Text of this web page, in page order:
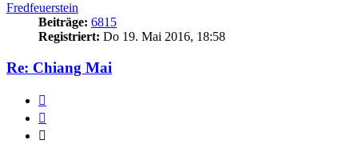
Fredfeuerstein
Beiträge: 6815
Registriert: Do 19. Mai 2016, 18:58
Re: Chiang Mai